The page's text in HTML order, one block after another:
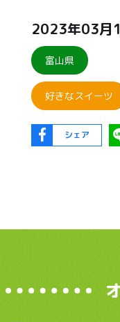
2023年03月
富山県
好きなスイーツ
シェア